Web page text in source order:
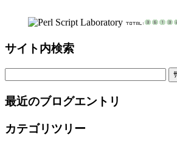
サイト内検索
最近のブログエントリ
カテゴリツリー